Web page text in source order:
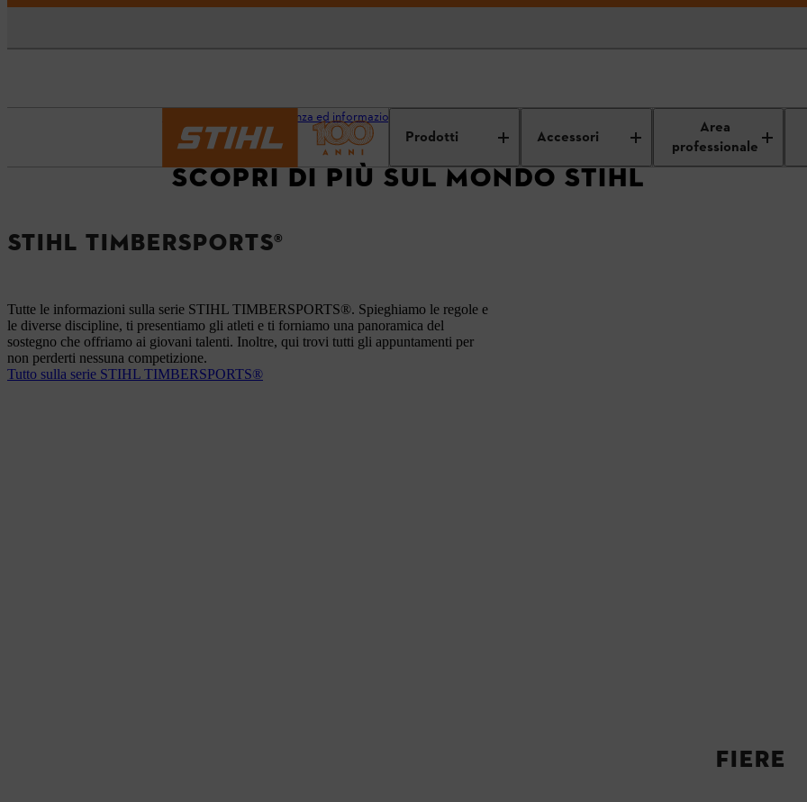
Prodotti Accessori
Area
professionale
Assistenza ed informazioni
SCOPRI DI PIÙ SUL MONDO STIHL
STIHL TIMBERSPORTS®
Tutte le informazioni sulla serie STIHL TIMBERSPORTS®. Spieghiamo le regole e
le diverse discipline, ti presentiamo gli atleti e ti forniamo una panoramica del
sostegno che offriamo ai giovani talenti. Inoltre, qui trovi tutti gli appuntamenti per
non perderti nessuna competizione.
Tutto sulla serie STIHL TIMBERSPORTS®
FIERE